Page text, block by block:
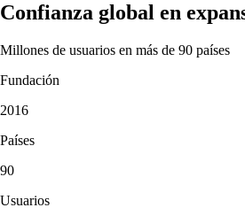
Confianza global en
Millones de usuarios en más de 90 países
Fundación
2016
Países
90
Usuarios